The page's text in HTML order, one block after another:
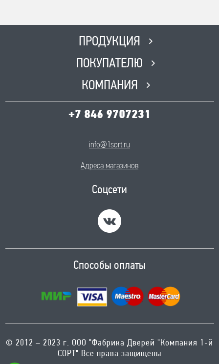
ПРОДУКЦИЯ
ПОКУПАТЕЛЮ
КОМПАНИЯ
+7 846 9707231
info@1sort.ru
Адреса магазинов
Соцсети
Способы оплаты
© 2012 – 2023 г. ООО "Фабрика Дверей "Компания 1-й
СОРТ" Все права защищены